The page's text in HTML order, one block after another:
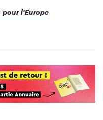
pour l'Europe